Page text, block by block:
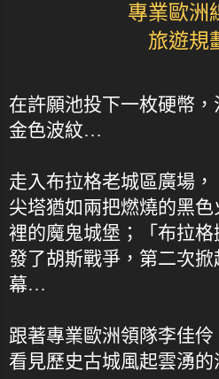
專業歐洲
旅遊規
在許願池投下一枚硬幣
金色波紋…
走入布拉格老城區廣場
尖塔猶如兩把燃燒的黑
裡的魔鬼城堡；「布拉格
發了胡斯戰爭，第二次
幕…
跟著專業歐洲領隊李佳伶
看見歷史古城風起雲湧